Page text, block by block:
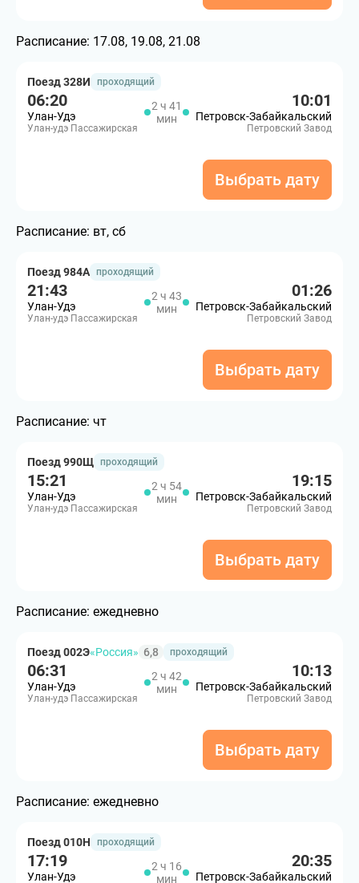
Расписание: 17.08, 19.08, 21.08
Поезд 328И проходящий
06:20
Улан-Удэ
Улан-удэ Пассажирская
2 ч 41
мин
10:01
Петровск-Забайкальский
Петровский Завод
Выбрать дату
Расписание: вт, сб
Поезд 984А проходящий
21:43
Улан-Удэ
Улан-удэ Пассажирская
2 ч 43
мин
01:26
Петровск-Забайкальский
Петровский Завод
Выбрать дату
Расписание: чт
Поезд 990Щ проходящий
15:21
Улан-Удэ
Улан-удэ Пассажирская
2 ч 54
мин
19:15
Петровск-Забайкальский
Петровский Завод
Выбрать дату
Расписание: ежедневно
Поезд 002Э«Россия» 6,8 проходящий
06:31
Улан-Удэ
Улан-удэ Пассажирская
2 ч 42
мин
10:13
Петровск-Забайкальский
Петровский Завод
Выбрать дату
Расписание: ежедневно
Поезд 010Н проходящий
17:19
Улан-Удэ
2 ч 16
мин
20:35
Петровск-Забайкальский